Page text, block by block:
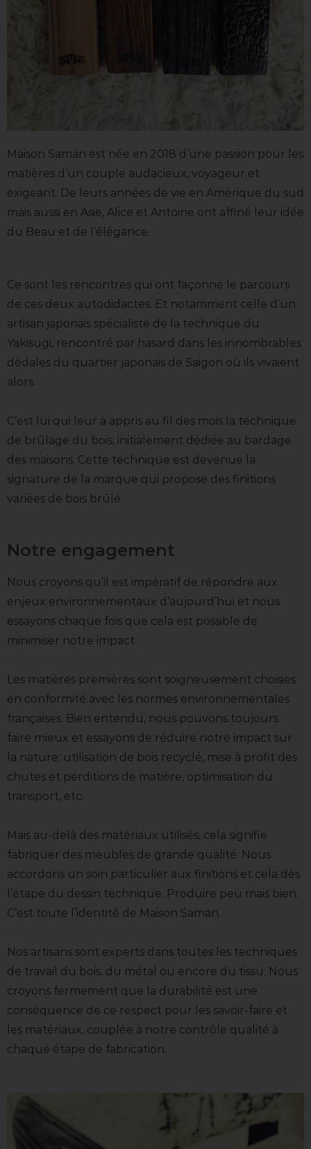
Maison Saman est née en 2018 d’une passion pour les
matières d’un couple audacieux, voyageur et
exigeant. De leurs années de vie en Amérique du sud
mais aussi en Asie, Alice et Antoine ont affiné leur idée
du Beau et de l’élégance.
Ce sont les rencontres qui ont façonné le parcours
de ces deux autodidactes. Et notamment celle d’un
artisan japonais spécialiste de la technique du
Yakisugi, rencontré par hasard dans les innombrables
dédales du quartier japonais de Saigon où ils vivaient
alors.
C’est lui qui leur a appris au fil des mois la technique
de brûlage du bois, initialement dédiée au bardage
des maisons. Cette technique est devenue la
signature de la marque qui propose des finitions
variées de bois brûlé.
Notre engagement
Nous croyons qu’il est impératif de répondre aux
enjeux environnementaux d’aujourd’hui et nous
essayons chaque fois que cela est possible de
minimiser notre impact.
Les matières premières sont soigneusement choisies
en conformité avec les normes environnementales
françaises. Bien entendu, nous pouvons toujours
faire mieux et essayons de réduire notre impact sur
la nature: utilisation de bois recyclé, mise à profit des
chutes et perditions de matière, optimisation du
transport, etc.
Mais au-delà des matériaux utilisés, cela signifie
fabriquer des meubles de grande qualité. Nous
accordons un soin particulier aux finitions et cela dès
l’étape du dessin technique. Produire peu mais bien.
C’est toute l’identité de Maison Saman.
Nos artisans sont experts dans toutes les techniques
de travail du bois, du métal ou encore du tissu. Nous
croyons fermement que la durabilité est une
conséquence de ce respect pour les savoir-faire et
les matériaux, couplée à notre contrôle qualité à
chaque étape de fabrication.